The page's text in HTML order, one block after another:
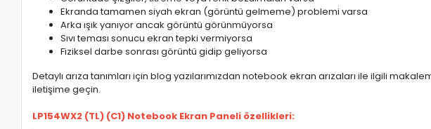
Ekranda tamamen siyah ekran (görüntü gelmeme) problemi varsa
Arka ışık yanıyor ancak görüntü görünmüyorsa
Sıvı teması sonucu ekran tepki vermiyorsa
Fiziksel darbe sonrası görüntü gidip geliyorsa
Detaylı arıza tanımları için blog yazılarımızdan notebook ekran arızaları ile ilgili
iletişime geçin.
LP154WX2 (TL) (C1) Notebook Ekran Paneli özellikleri: